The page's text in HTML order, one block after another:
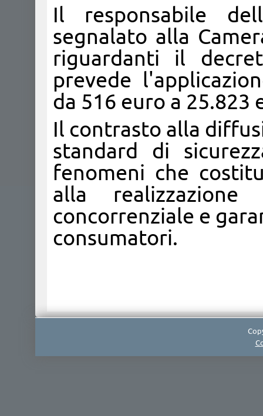
Il responsabile
segnalato alla
riguardanti il
prevede
da 516 euro a 25.823
Il contrasto alla
standard di
fenomeni che
alla
concorrenziale e
consumatori.​